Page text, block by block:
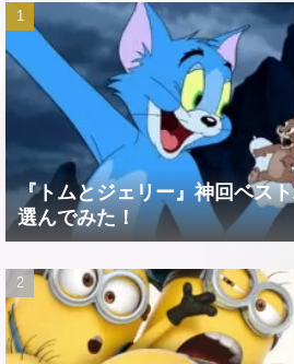
『トムとジェリー』神回ベス
選んでみた！